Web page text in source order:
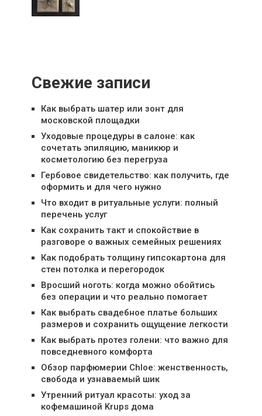
Свежие записи
Как выбрать шатер или зонт для
московской площадки
Уходовые процедуры в салоне: как
сочетать эпиляцию, маникюр и
косметологию без перегруза
Гербовое свидетельство: как получить, где
оформить и для чего нужно
Что входит в ритуальные услуги: полный
перечень услуг
Как сохранить такт и спокойствие в
разговоре о важных семейных решениях
Как подобрать толщину гипсокартона для
стен потолка и перегородок
Вросший ноготь: когда можно обойтись
без операции и что реально помогает
Как выбрать свадебное платье больших
размеров и сохранить ощущение легкости
Как выбрать протез голени: что важно для
повседневного комфорта
Обзор парфюмерии Chloe: женственность,
свобода и узнаваемый шик
Утренний ритуал красоты: уход за
кофемашиной Krups дома